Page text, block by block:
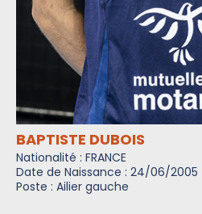
BAPTISTE DUBOIS
Nationalité : FRANCE
Date de Naissance : 24/06/2005
Poste : Ailier gauche